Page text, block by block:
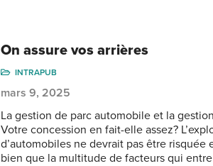
On assure vos arrières
INTRAPUB
mars 9, 2025
La gestion de parc automobile et la
Votre concession en fait-elle assez?
d’automobiles ne devrait pas être risquée
bien que la multitude de facteurs qui